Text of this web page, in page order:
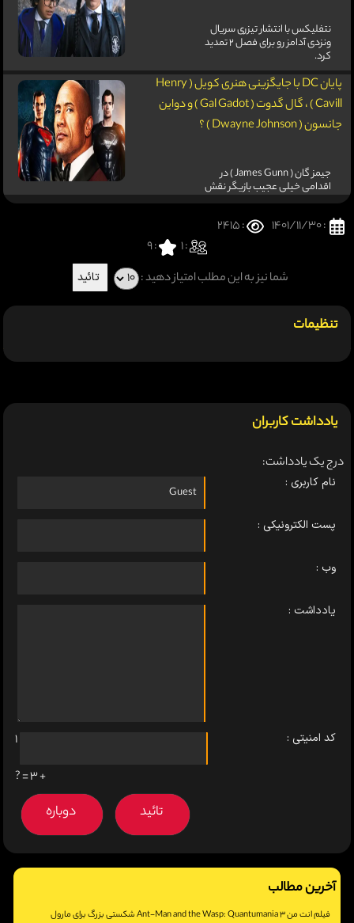
نتفلیکس با انتشار تیزری سریال
ونزدی آدامز رو برای فصل 2 تمدید
کرد.
پایان DC با جایگزینی هنری کویل ( Henry
Cavill ) ، گال گدوت ( Gal Gadot ) و دواین
جانسون ( Dwayne Johnson ) ؟
جیمز گان ( James Gunn ) در
اقدامی خیلی عجیب بازیگر نقش
سوپر من یعنی هنری کویل را
: 1401/11/30
: 2415
: 1
:
9
شما نیز به این مطلب امتیاز دهید :
تنظیمات
یادداشت کاربران
درج یک یادداشت:
نام کاربری :
پست الکترونیکی :
وب :
یادداشت :
کد امنیتی :
1
+ 3 = ?
آخرین مطالب
فیلم انت من 3 Ant-Man and the Wasp: Quantumania شکستی بزرگ برای مارول